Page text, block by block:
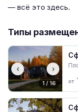
— всё это здесь.
Типы
‹ ›
1 / 16 от